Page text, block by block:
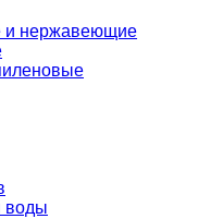
и нержавеющие
воды